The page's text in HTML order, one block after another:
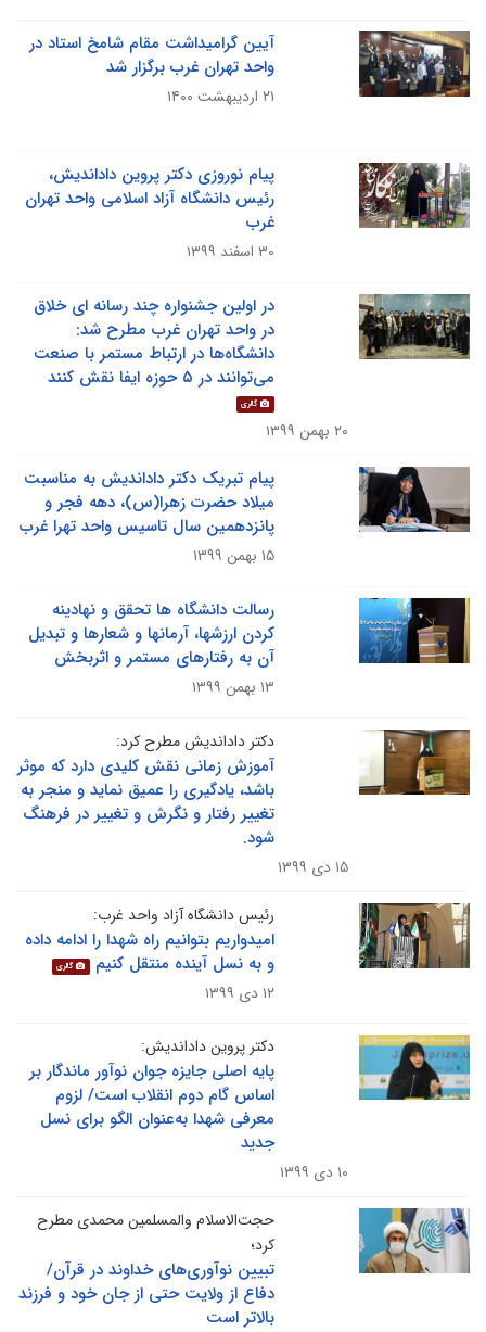
آیین گرامیداشت مقام شامخ استاد در
واحد تهران غرب برگزار شد
پیام نوروزی دکتر پروین داداندیش،
رئیس دانشگاه آزاد اسلامی واحد تهران
غرب
در اولین جشنواره چند رسانه ای خلاق
در واحد تهران غرب مطرح شد:
دانشگاه‌ها در ارتباط مستمر با صنعت
می‌توانند در ۵ حوزه ایفا نقش کنند
گالری
پیام تبریک دکتر داداندیش به مناسبت
میلاد حضرت زهرا(س)، دهه فجر و
پانزدهمین سال تاسیس واحد تهرا غرب
رسالت دانشگاه ها تحقق و نهادینه
کردن ارزشها، آرمانها و شعارها و تبدیل
آن به رفتارهای مستمر و اثربخش
دکتر داداندیش مطرح کرد:
آموزش زمانی نقش کلیدی دارد که موثر
باشد، یادگیری را عمیق نماید و منجر به
تغییر رفتار و نگرش و تغییر در فرهنگ
شود.
رئیس دانشگاه آزاد واحد غرب:
امیدواریم بتوانیم راه شهدا را ادامه داده
و به نسل آینده منتقل کنیم
گالری
دکتر پروین داداندیش:
پایه اصلی جایزه جوان نوآور ماندگار بر
اساس گام دوم انقلاب است/ لزوم
معرفی شهدا به‌عنوان الگو برای نسل
جدید
حجت‌الاسلام والمسلمین محمدی مطرح
کرد؛
تبیین نوآوری‌های خداوند در قرآن/
دفاع از ولایت حتی از جان خود و فرزند
بالاتر است